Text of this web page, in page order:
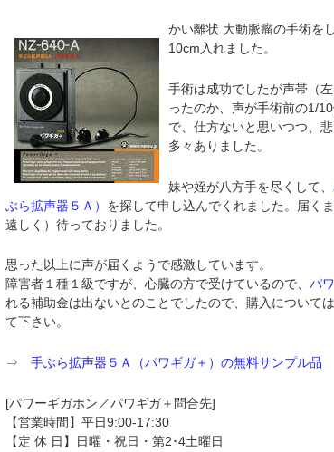
かい離状 大動脈瘤の手術を
10cm入れました。
手術は成功でしたが声帯（
ったのか、声が手術前の1/
で、仕方ないと思いつつ、
多々ありました。
妹や姪が八方手を尽くして、
ぶら拡声器５Ａ） を探して申し込んでくれました。届く
遠しく）待っておりました。
思った以上に声が届くようで感激しています。
障害者１種１級ですが、心臓の方で受けているので、パ
れる補助金は出ないとのことでしたので、購入について
て下さい。
⇒手ぶら拡声器５Ａ（パワギガ＋）の無料サンプル品
[パワーギガホン／パワギガ＋問合先]
【営業時間】平日9:00-17:30
【定 休 日】日曜・祝日・第2･4土曜日